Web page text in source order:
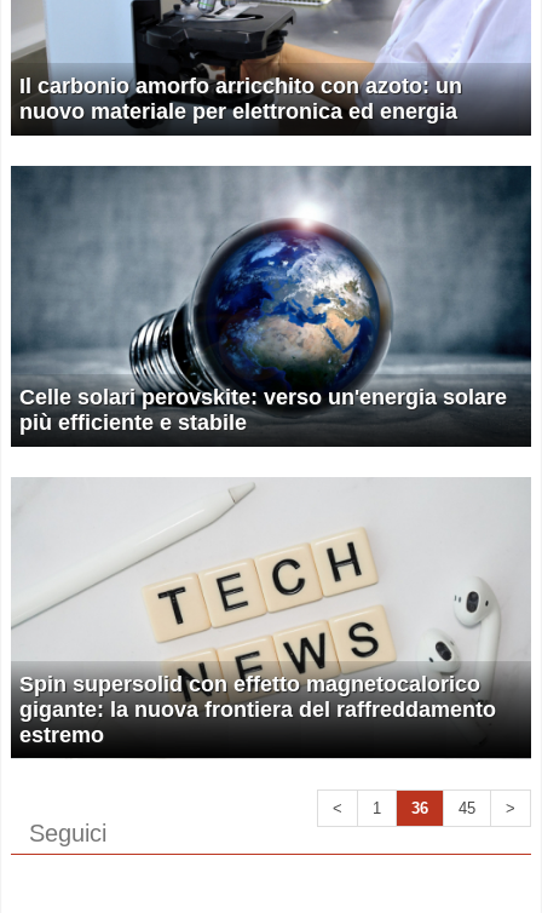
Il carbonio amorfo arricchito con azoto: un
nuovo materiale per elettronica ed energia
Celle solari perovskite: verso un'energia solare
più efficiente e stabile
Spin supersolid con effetto magnetocalorico
gigante: la nuova frontiera del raffreddamento
estremo
< 1 36 45 >
Seguici